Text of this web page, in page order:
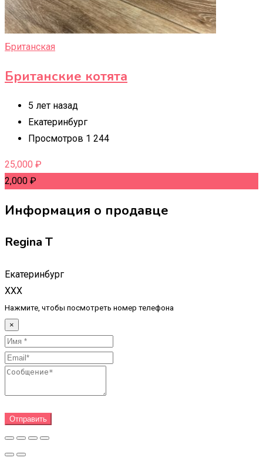
Британская
Британские котята
5 лет назад
Екатеринбург
Просмотров 1 244
25,000 ₽
2,000 ₽
Информация о продавце
Regina T
Екатеринбург
XXX
Нажмите, чтобы посмотреть номер телефона
×
Отправить